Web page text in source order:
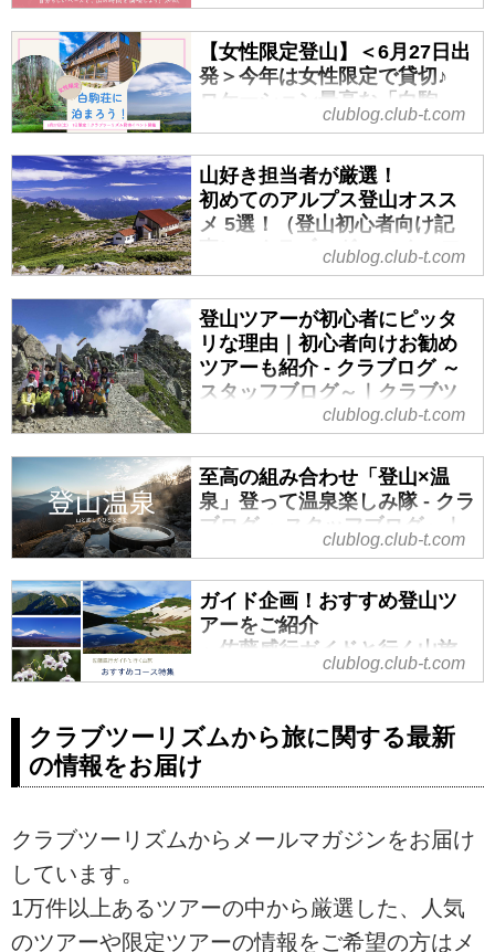
ARUKU BASEとはどんなコミュニ
ティなのか、どんな活動をしてい
くのかをご紹介いたします。
ARUKU BASEに興味を持っていた
だき、仲間を広げ、さらに山を好
きになっていただける場所になれ
た...
ょっと不安…」
そんな方にこそおすすめしたいの
が、女性限定の山小屋宿泊ツアー
です。
朝焼けや星空、静かな山の時間。
山小屋グルメや、宿泊だからこそ
味わえる特別な景色。
日帰り登山とはまた違う、“泊まる
登山”の魅力があります。
今回は、初心者の方にもおすすめ
の宿泊ツアーから、尾瀬やアルプ
定のおすすめ山小屋宿泊ツアーを
ご紹介します！
初めての山ガール♪女性のための山
旅・登山ツアー【TOP】│クラブ
クラブツーリズムから初めて...
【女性限定登山】＜6月27日出
発＞今年は女性限定で貸切♪
ロケーション最高な「白駒
荘」に泊まろう！ - クラブログ
ツーリズム
北八ヶ岳エリアに位置する、原生
林と苔が美しい池「白駒池」。
5月でも雪が残り、春が来るのは比
の花が咲きだすと、いよいよ新緑
の季節が始まります。
そんな池のほとりにたたずむのが
白駒荘。
大正時代から100年以上の歴史を
持つ白駒荘を、クラブツーリズム
で貸し切って、宿泊できるイベン
トを、今年も開催いたします！
6月27日出発の1日限定。今年は女
性限定で行います。
登山の行程を考えると、ツアーで
は泊まる機会が少ない白駒荘で過
ごす贅沢な時間。
イベントだからこそのお楽し...
clublog.club-t.com
山好き担当者が厳選！
初めてのアルプス登山オスス
メ 5選！（登山初心者向け記
事） - クラブログ ～スタッフ
ブログ～｜クラブツーリズム
こんにちは！登山ツアー担当の菊
島です！
本日は今年の夏はアルプスに挑戦
したい！また、アルプスの雄大な
初心者でも登れる山が知りたい！
そんな方にオススメ！アルプス登
山5選をご紹介致します。
▼日本アルプス特集はこちら▼
日本アルプス登山ツアー・旅行│ク
ラブツーリズム
日本アルプス登山ツアー・旅行な
ら、クラブツーリズム！安心で快
適な添乗員付き・登山ガイド同行
プランもご用意。日本百名山がそ
びえる日本アルプス。山好きなら
す。登山ツアーなど、おすすめの
ツアー...
clublog.club-t.com
登山ツアーが初心者にピッタ
リな理由｜初心者向けお勧め
ツアーも紹介 - クラブログ ～
スタッフブログ～｜クラブツ
うと思っても、どのように始めれ
ば良いか分からない。そんな初心
者の方は登山ツアーを利用してみ
てはいかがですか？ この記事を読
むと登山ツアーが初心者にピッタ
リな理由と、初心者向けのツアー
の選び方が分かります。
clublog.club-t.com
至高の組み合わせ「登山×温
泉」登って温泉楽しみ隊 - クラ
ブログ ～スタッフブログ～｜
クラブツーリズム
今日は、クラブツーリズムが提供
する「登って温泉楽しみ隊」シリ
ーズについてご紹介します。
このツアーは、登山と温泉を組み
合わせた特別なプログラムで、自
にもゆっくり入れるというシリー
ズです。
『こだわりの名湯・秘湯へ！登っ
ズム
ます。ツアー・旅行のお申込なら
クラブツーリズム。
clublog.club-t.com
ガイド企画！おすすめ登山ツ
アーをご紹介
～佐藤威行ガイドと行く山旅
～ - クラブログ ～スタッフブ
佐藤威行ガイドと行く登山ツアー
をご紹介。今からでも間に合うツ
アーもたくさんあります！
マイペースでやさしい性格が人
アーを企画から担当します。
低山から高山・雪山まで幅広くご
clublog.club-t.com
クラブツーリズムから旅に関する最新
の情報をお届け
クラブツーリズムからメールマガジンをお届け
しています。
1万件以上あるツアーの中から厳選した、人気
のツアーや限定ツアーの情報をご希望の方はメ